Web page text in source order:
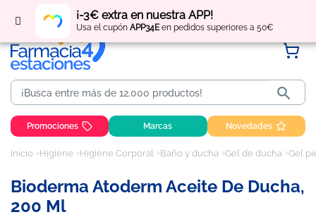
¡-3€ extra en nuestra APP!
Usa el cupón APP34Een pedidos superiores a 50€
Regístratey obtén puntos por tus compras

Promociones Marcas Novedades
Inicio Higiene Higiene Corporal Baño y ducha Gel de ducha Gel
Bioderma Atoderm Aceite De Ducha,
200 Ml